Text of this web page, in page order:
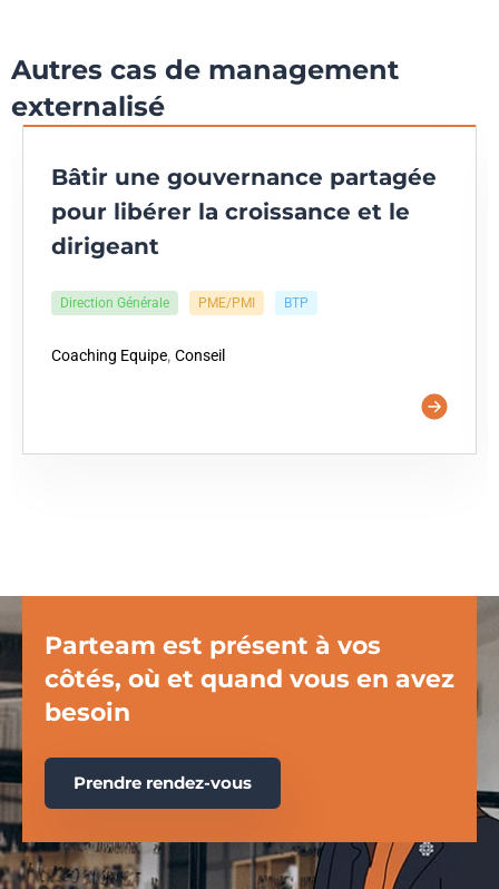
Autres cas de management
externalisé
Bâtir une gouvernance partagée
pour libérer la croissance et le
dirigeant
Direction Générale PME/PMI BTP
Coaching Equipe, Conseil
Parteam est présent à vos
côtés, où et quand vous en avez
besoin
Prendre rendez-vous